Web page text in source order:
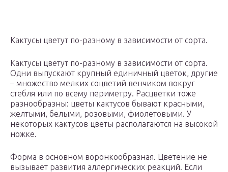
Кактусы цветут по-разному в зависимости от сорта.
Кактусы цветут по-разному в зависимости от сорта.
Одни выпускают крупный единичный цветок, другие
– множество мелких соцветий венчиком вокруг
стебля или по всему периметру. Расцветки тоже
разнообразны: цветы кактусов бывают красными,
желтыми, белыми, розовыми, фиолетовыми. У
некоторых кактусов цветы располагаются на высокой
ножке.
Форма в основном воронкообразная. Цветение не
вызывает развития аллергических реакций. Если